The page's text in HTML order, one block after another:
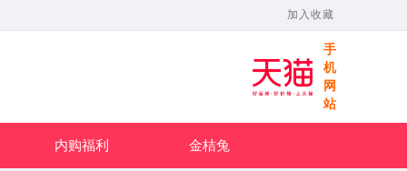
加入收藏
手
机
网
站
内购福利 金桔兔